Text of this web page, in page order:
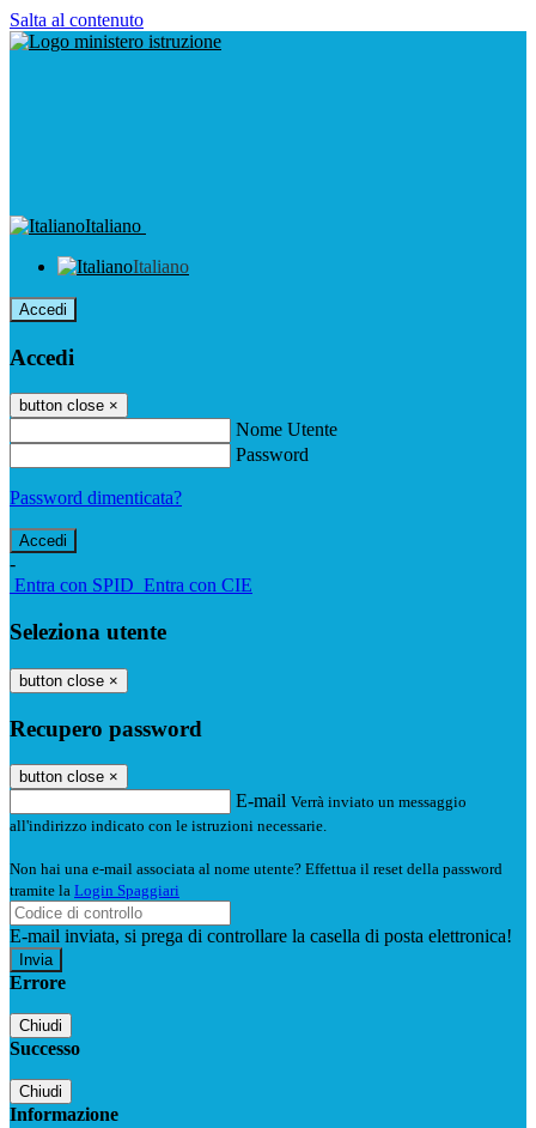
Salta al contenuto
Italiano
Italiano
Accedi
Accedi
button close ×
Nome Utente
Password
Password dimenticata?
-
Entra con SPID Entra con CIE
Seleziona utente
button close ×
Recupero password
button close ×
E-mail Verrà inviato un messaggio
all'indirizzo indicato con le istruzioni necessarie.
Non hai una e-mail associata al nome utente? Effettua il reset della password
tramite la Login Spaggiari
E-mail inviata, si prega di controllare la casella di posta elettronica!
Errore
Chiudi
Successo
Chiudi
Informazione